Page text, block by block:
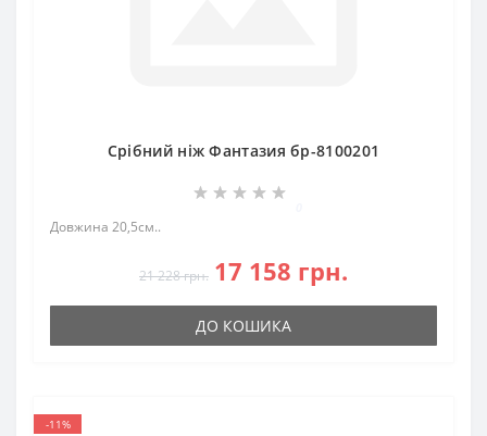
Срібний ніж Фантазия бр-8100201
Довжина 20,5см..
21 228 грн. 17 158 грн.
ДО КОШИКА
-11%